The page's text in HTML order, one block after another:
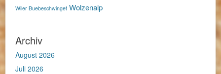
Wiler Buebeschwinget Wolzenalp
Archiv
August 2026
Juli 2026